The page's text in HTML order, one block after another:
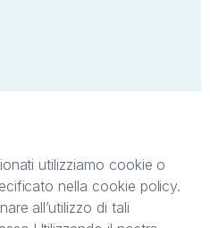
di StreetLib S.r.l.
utilizziamo cookie o
nella cookie policy.
all’utilizzo di tali